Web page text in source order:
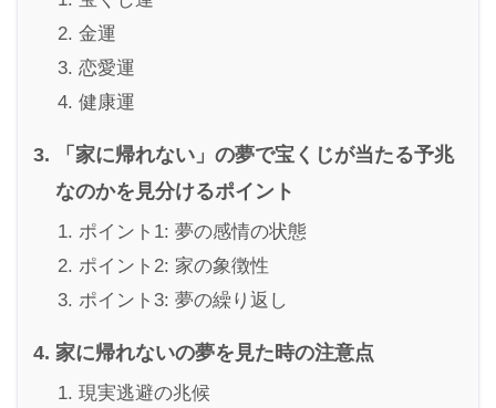
金運
恋愛運
健康運
「家に帰れない」の夢で宝くじが当たる予兆
なのかを見分けるポイント
ポイント1: 夢の感情の状態
ポイント2: 家の象徴性
ポイント3: 夢の繰り返し
家に帰れないの夢を見た時の注意点
現実逃避の兆候